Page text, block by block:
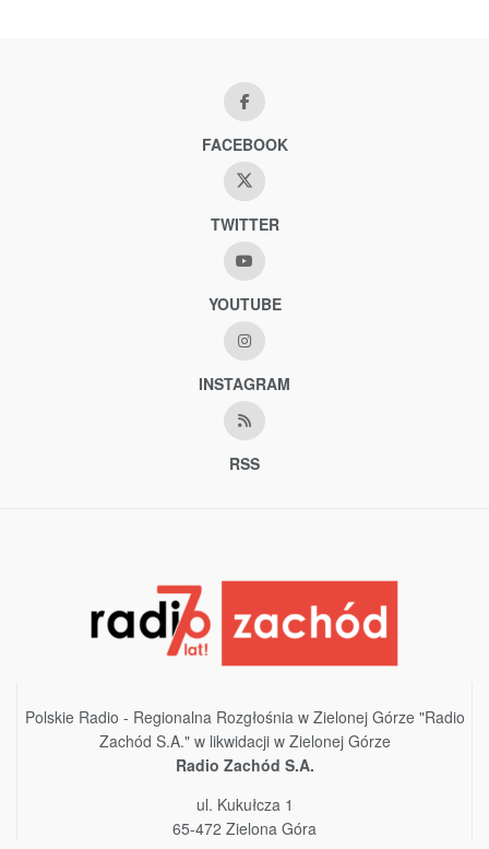
FACEBOOK
TWITTER
YOUTUBE
INSTAGRAM
RSS
Polskie Radio - Regionalna Rozgłośnia w Zielonej Górze "Radio
Zachód S.A." w likwidacji w Zielonej Górze
Radio Zachód S.A.
ul. Kukułcza 1
65-472 Zielona Góra